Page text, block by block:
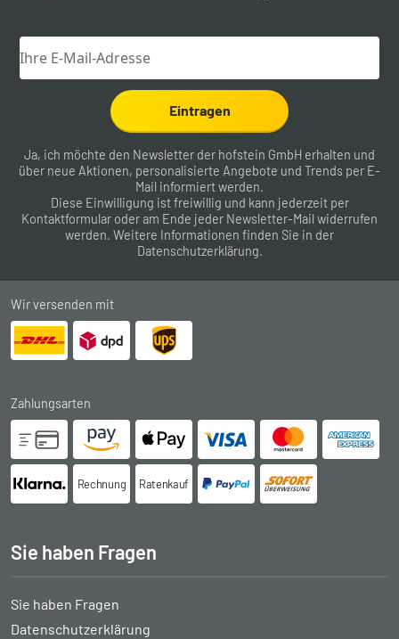
Eintragen
Ja, ich möchte den Newsletter der hofstein GmbH erhalten und
über neue Aktionen, personalisierte Angebote und Trends per E-
Mail informiert werden.
Diese Einwilligung ist freiwillig und kann jederzeit per
Kontaktformular oder am Ende jeder Newsletter-Mail widerrufen
werden. Weitere Informationen finden Sie in der
Datenschutzerklärung.
Wir versenden mit
Zahlungsarten
Rechnung Ratenkauf
Sie haben Fragen
Sie haben Fragen
Datenschutzerklärung